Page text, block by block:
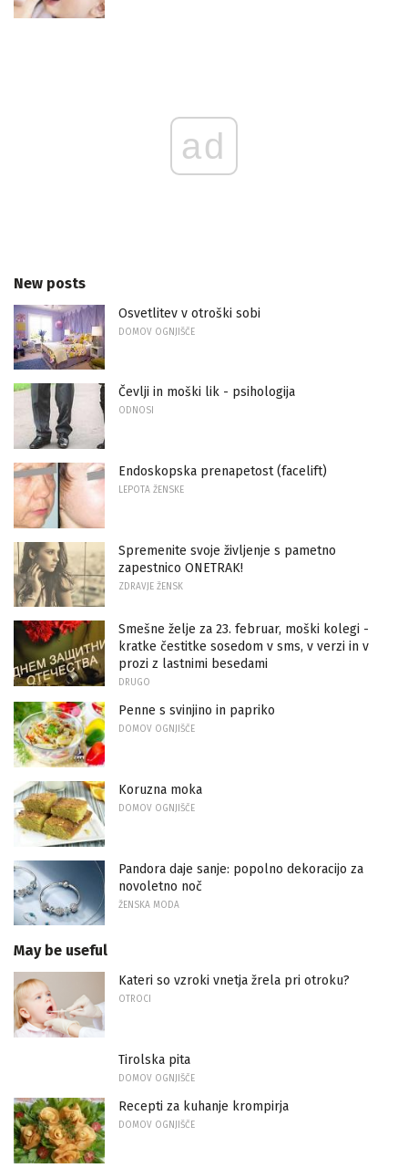
ad
New posts
Osvetlitev v otroški sobi
DOMOV OGNJIŠČE
Čevlji in moški lik - psihologija
ODNOSI
Endoskopska prenapetost (facelift)
LEPOTA ŽENSKE
Spremenite svoje življenje s pametno
zapestnico ONETRAK!
ZDRAVJE ŽENSK
Smešne želje za 23. februar, moški kolegi -
kratke čestitke sosedom v sms, v verzi in v
prozi z lastnimi besedami
DRUGO
Penne s svinjino in papriko
DOMOV OGNJIŠČE
Koruzna moka
DOMOV OGNJIŠČE
Pandora daje sanje: popolno dekoracijo za
novoletno noč
ŽENSKA MODA
May be useful
Kateri so vzroki vnetja žrela pri otroku?
OTROCI
Tirolska pita
DOMOV OGNJIŠČE
Recepti za kuhanje krompirja
DOMOV OGNJIŠČE